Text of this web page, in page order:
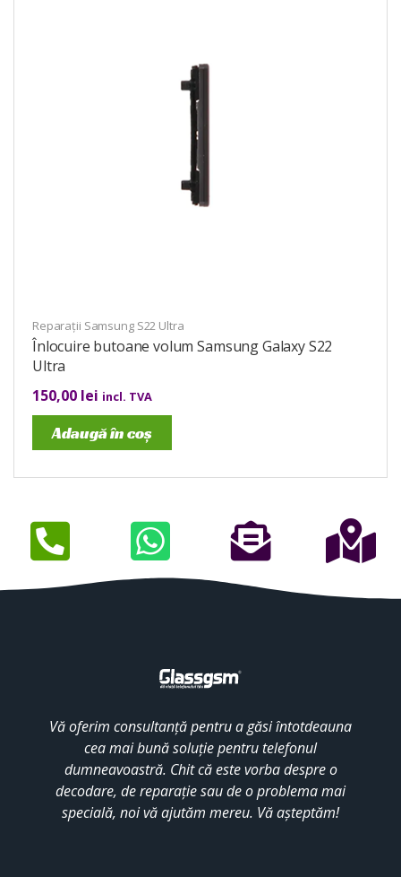
Reparații Samsung S22 Ultra
Înlocuire butoane volum Samsung Galaxy S22
Ultra
150,00 lei incl. TVA
Adaugă în coș
Vă oferim consultanță pentru a găsi întotdeauna
cea mai bună soluție pentru telefonul
dumneavoastră. Chit că este vorba despre o
decodare, de reparație sau de o problema mai
specială, noi vă ajutăm mereu. Vă așteptăm!